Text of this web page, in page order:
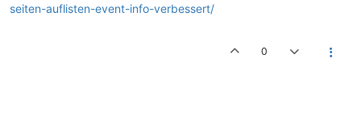
seiten-auflisten-event-info-verbessert/
0